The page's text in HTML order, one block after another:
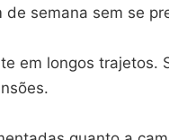
semana sem se
em longos trajetos.